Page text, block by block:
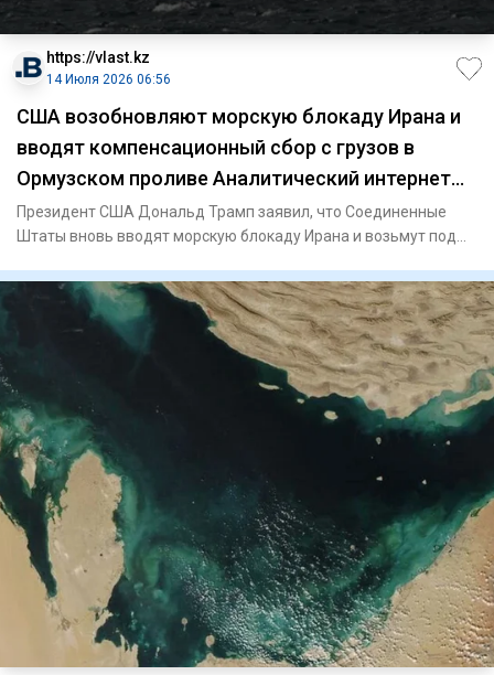
https://vlast.kz
14 Июля 2026 06:56
США возобновляют морскую блокаду Ирана и
вводят компенсационный сбор с грузов в
Ормузском проливе Аналитический интернет
журнал Власть
Президент США Дональд Трамп заявил, что Соединенные
Штаты вновь вводят морскую блокаду Ирана и возьмут под